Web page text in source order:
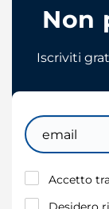
Non
Iscriviti
Email
Accetto